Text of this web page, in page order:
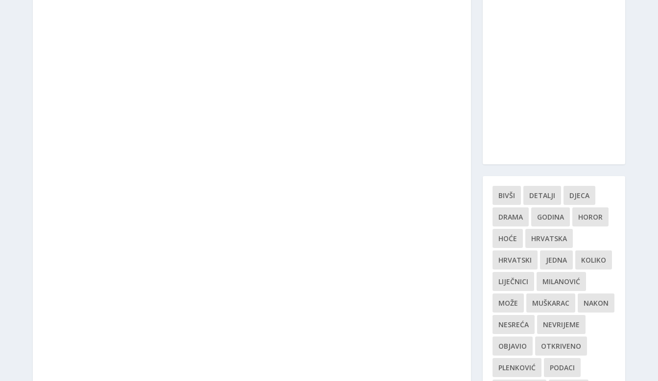
BIVŠI DETALJI DJECA
DRAMA GODINA HOROR
HOĆE HRVATSKA
HRVATSKI JEDNA KOLIKO
LIJEČNICI MILANOVIĆ
MOŽE MUŠKARAC NAKON
NESREĆA NEVRIJEME
OBJAVIO OTKRIVENO
PLENKOVIĆ PODACI